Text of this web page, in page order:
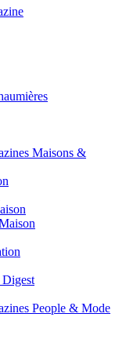
Maisons &
People & Mode